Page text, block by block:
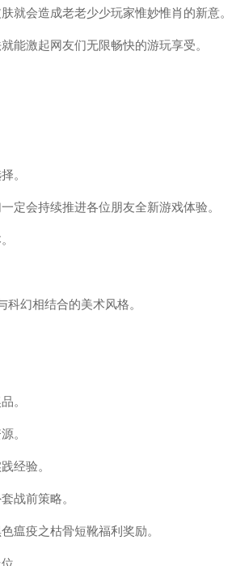
就会造成老老少少玩家惟妙惟肖的新意。
能激起网友们无限畅快的游玩享受。
。
定会持续推进各位朋友全新游戏体验。
幻相结合的美术风格。
。
。
经验。
战前策略。
瘟疫之枯骨短靴福利奖励。
。